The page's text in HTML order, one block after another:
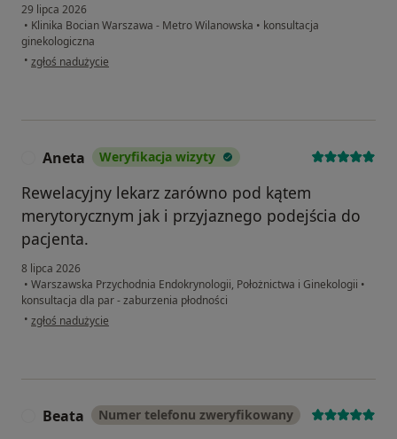
29 lipca 2026
• Klinika Bocian Warszawa - Metro Wilanowska • konsultacja
ginekologiczna
• w opinii użytkownika Emilia
zgłoś nadużycie
Aneta Weryfikacja wizyty
Rewelacyjny lekarz zarówno pod kątem
merytorycznym jak i przyjaznego podejścia do
pacjenta.
8 lipca 2026
• Warszawska Przychodnia Endokrynologii, Położnictwa i Ginekologii •
konsultacja dla par - zaburzenia płodności
• w opinii użytkownika Aneta
zgłoś nadużycie
Beata Numer telefonu zweryfikowany